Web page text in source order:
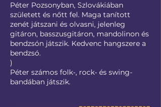
Péter Pozsonyban, Szlovákiában
született és nőtt fel. Maga tanított
zenét játszani és olvasni, jelenleg
gitáron, basszusgitáron, mandolinon és
bendzsón játszik. Kedvenc hangszere a
bendzsó.
)
Péter számos folk-, rock- és swing-
bandában játszik.